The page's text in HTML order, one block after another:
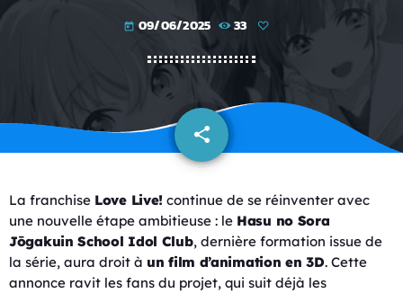
today 09/06/2025 33
share
email
La franchise Love Live! continue de se réinventer avec
une nouvelle étape ambitieuse : le Hasu no Sora
Jōgakuin School Idol Club, dernière formation issue de
la série, aura droit à un film d’animation en 3D. Cette
annonce ravit les fans du projet, qui suit déjà les